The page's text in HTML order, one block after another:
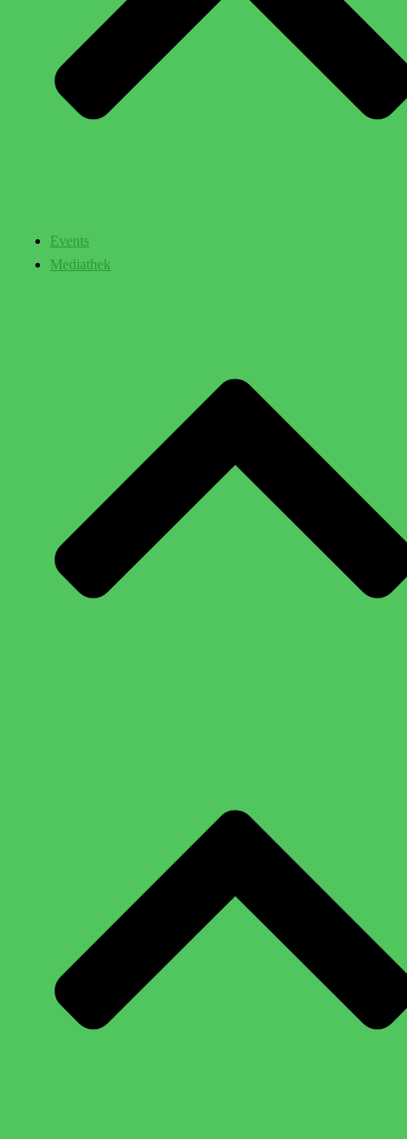
Events
Mediathek